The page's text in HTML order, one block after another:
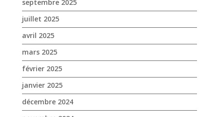
janvier 2025
décembre 2024
novembre 2024
octobre 2024
septembre 2024
août 2024
juin 2024